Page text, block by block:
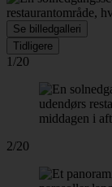
Se billedgalleri
Tidligere
1/20
2/20